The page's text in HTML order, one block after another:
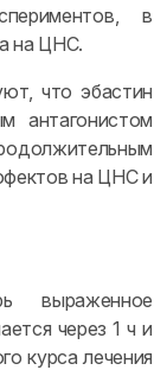
в
на ЦНС.
что эбастин
антагонистом
на ЦНС и
выраженное
через 1 ч и
курса лечения